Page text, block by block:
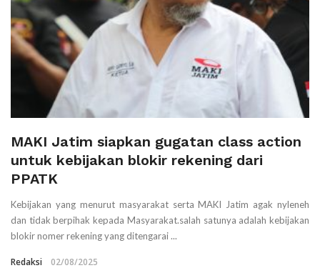
MAKI Jatim siapkan gugatan class action
untuk kebijakan blokir rekening dari
PPATK
Kebijakan yang menurut masyarakat serta MAKI Jatim agak nyleneh
dan tidak berpihak kepada Masyarakat.salah satunya adalah kebijakan
blokir nomer rekening yang ditengarai ...
Redaksi 02/08/2025